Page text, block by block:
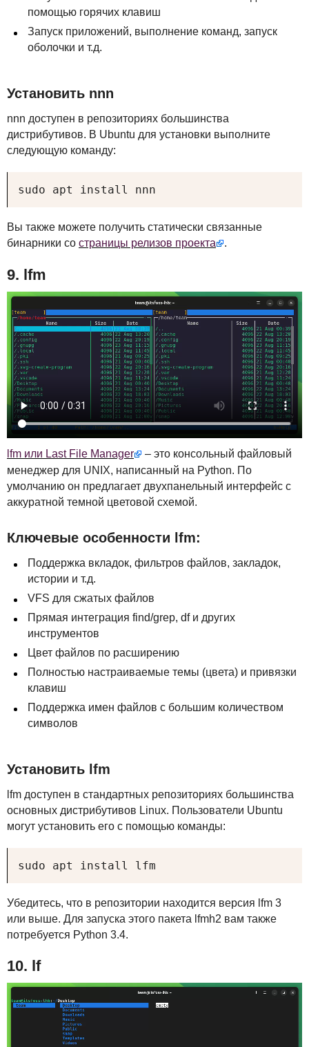
помощью горячих клавиш
Запуск приложений, выполнение команд, запуск
оболочки и т.д.
Установить nnn
nnn доступен в репозиториях большинства
дистрибутивов. В Ubuntu для установки выполните
следующую команду:
sudo apt install nnn
Вы также можете получить статически связанные
бинарники со страницы релизов проекта .
9. lfm
lfm или Last File Manager
– это консольный файловый
менеджер для UNIX, написанный на Python. По
умолчанию он предлагает двухпанельный интерфейс с
аккуратной темной цветовой схемой.
Ключевые особенности lfm:
Поддержка вкладок, фильтров файлов, закладок,
истории и т.д.
VFS для сжатых файлов
Прямая интеграция find/grep, df и других
инструментов
Цвет файлов по расширению
Полностью настраиваемые темы (цвета) и привязки
клавиш
Поддержка имен файлов с большим количеством
символов
Установить lfm
lfm доступен в стандартных репозиториях большинства
основных дистрибутивов Linux. Пользователи Ubuntu
могут установить его с помощью команды:
sudo apt install lfm
Убедитесь, что в репозитории находится версия lfm 3
или выше. Для запуска этого пакета lfmh2 вам также
потребуется Python 3.4.
10. lf